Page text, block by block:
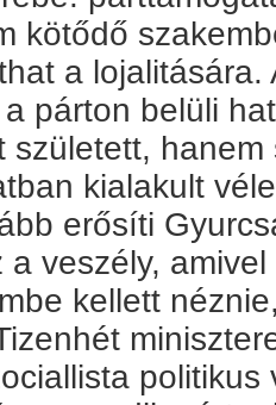
kötődő
a lojalitására.
párton belüli
született, hanem
kialakult
erősíti
veszély,
kellett